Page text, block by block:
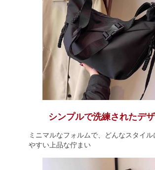
シンプルで洗練されたデ
ミニマルなフォルムで、どんなスタイ
やすい上品な佇まい